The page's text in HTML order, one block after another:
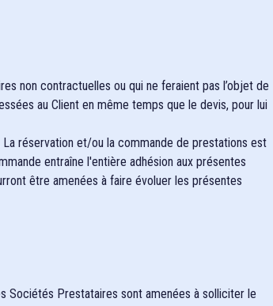
non contractuelles ou qui ne feraient pas l’objet de
au Client en même temps que le devis, pour lui
réservation et/ou la commande de prestations est
entraîne l'entière adhésion aux présentes
être amenées à faire évoluer les présentes
Sociétés Prestataires sont amenées à solliciter le